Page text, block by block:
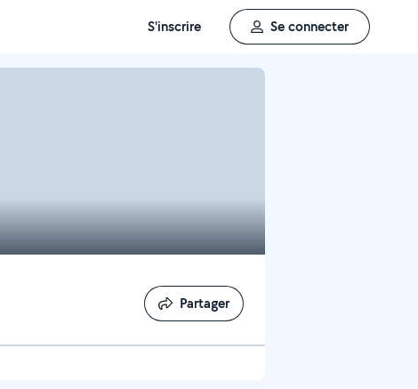
S'inscrire Se connecter
Partager
Partager